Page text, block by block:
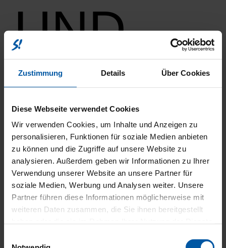
Zustimmung Details Über Cookies
Diese Webseite verwendet Cookies
Wir verwenden Cookies, um Inhalte und Anzeigen zu
personalisieren, Funktionen für soziale Medien anbieten
zu können und die Zugriffe auf unsere Website zu
analysieren. Außerdem geben wir Informationen zu Ihrer
Verwendung unserer Website an unsere Partner für
soziale Medien, Werbung und Analysen weiter. Unsere
Partner führen diese Informationen möglicherweise mit
weiteren Daten zusammen, die Sie ihnen bereitgestellt
UND
ABS
ESP
Elektr. Weg­fahr­sper­re
Iso­fix
Iso­fix Bei­fah­rer­sitz
Müdig­keits­war­ner
Not­brems­as­sis­tent
Not­ruf­sys­tem
Rei­fen­druck­kon­trol­le